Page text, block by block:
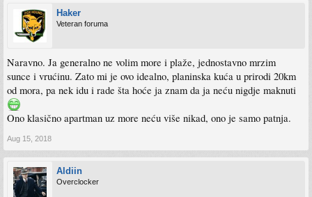
Haker
Veteran foruma
Naravno. Ja generalno ne volim more i plaže, jednostavno mrzim
sunce i vrućinu. Zato mi je ovo idealno, planinska kuća u prirodi 20km
od mora, pa nek idu i rade šta hoće ja znam da ja neću nigdje maknuti
Ono klasično apartman uz more neću više nikad, ono je samo patnja.
Aug 15, 2018
Aldiin
Overclocker